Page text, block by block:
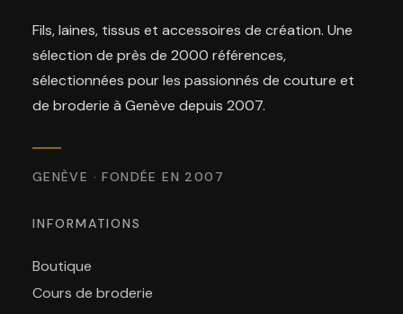
Fils, laines, tissus et accessoires de création. Une
sélection de près de 2000 références,
sélectionnées pour les passionnés de couture et
de broderie à Genève depuis 2007.
GENÈVE · FONDÉE EN 2007
INFORMATIONS
Boutique
Cours de broderie